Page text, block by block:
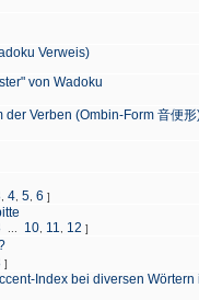
Verweis)
von Wadoku
der Verben (Ombin-Form 音便形
4 5 6 ]
10 11 12 ]
]
Index bei diversen